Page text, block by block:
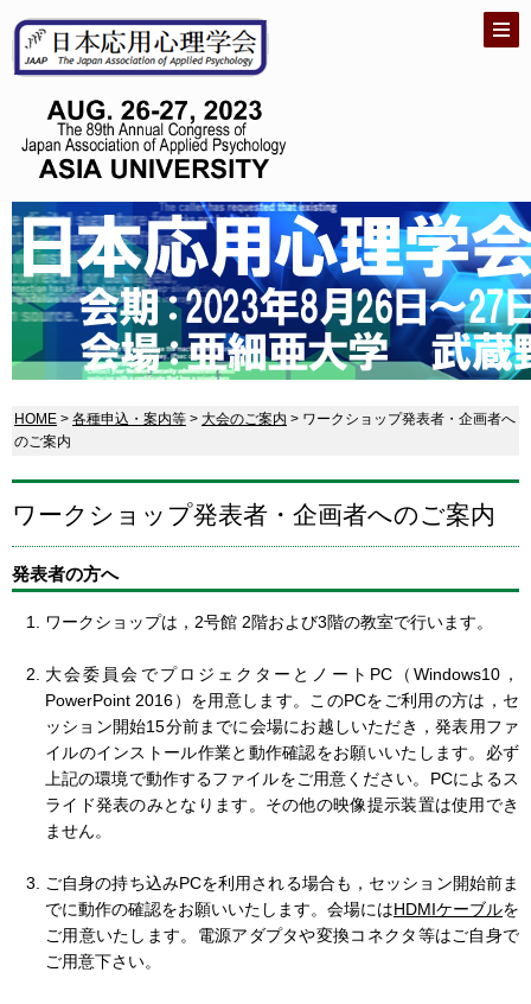
HOME > 各種申込・案内等 > 大会のご案内 > ワークショップ発表者・企画者へ
のご案内
ワークショップ発表者・企画者へのご案内
発表者の方へ
ワークショップは，2号館 2階および3階の教室で行います。
大会委員会でプロジェクターとノートPC（Windows10，
PowerPoint 2016）を用意します。このPCをご利用の方は，セ
ッション開始15分前までに会場にお越しいただき，発表用ファ
イルのインストール作業と動作確認をお願いいたします。必ず
上記の環境で動作するファイルをご用意ください。PCによるス
ライド発表のみとなります。その他の映像提示装置は使用でき
ません。
ご自身の持ち込みPCを利用される場合も，セッション開始前ま
でに動作の確認をお願いいたします。会場にはHDMIケーブルを
ご用意いたします。電源アダプタや変換コネクタ等はご自身で
ご用意下さい。